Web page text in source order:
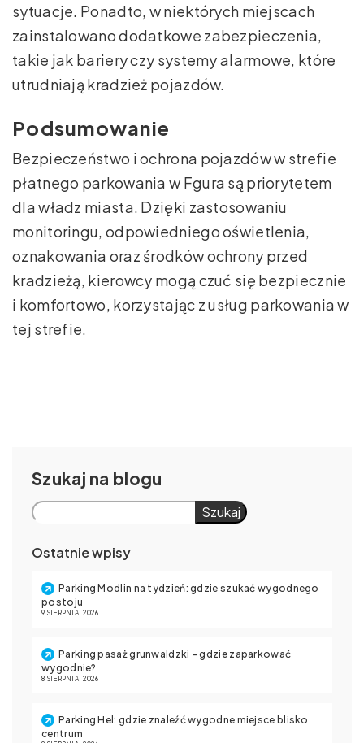
sytuacje. Ponadto, w niektórych miejscach
zainstalowano dodatkowe zabezpieczenia,
takie jak bariery czy systemy alarmowe, które
utrudniają kradzież pojazdów.
Podsumowanie
Bezpieczeństwo i ochrona pojazdów w strefie
płatnego parkowania w Fgura są priorytetem
dla władz miasta. Dzięki zastosowaniu
monitoringu, odpowiedniego oświetlenia,
oznakowania oraz środków ochrony przed
kradzieżą, kierowcy mogą czuć się bezpiecznie
i komfortowo, korzystając z usług parkowania w
tej strefie.
Szukaj
Szukaj
Ostatnie wpisy
Parking Modlin na tydzień: gdzie szukać wygodnego
postoju
9 SIERPNIA, 2026
Parking pasaż grunwaldzki – gdzie zaparkować
wygodnie?
8 SIERPNIA, 2026
Parking Hel: gdzie znaleźć wygodne miejsce blisko
centrum